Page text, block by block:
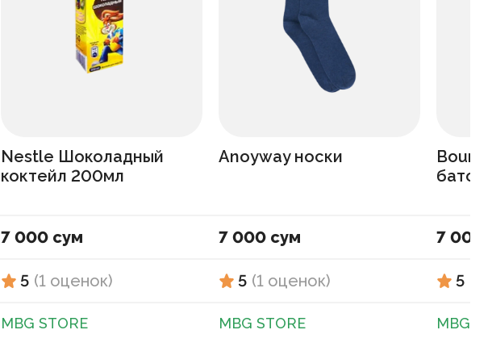
Nestle Шоколадный
коктейл 200мл
7 000 сум
5 (1 оценок)
MBG STORE
Anoyway носки
7 000 сум
5 (1 оценок)
MBG STORE
7 000
5
MBG